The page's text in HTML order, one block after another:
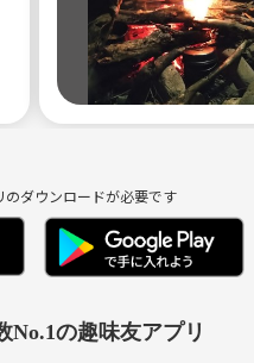
のダウンロードが必要です
No.1の趣味友アプリ